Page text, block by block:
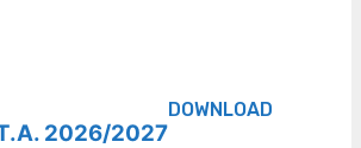
2026/2027
DOWNLOAD